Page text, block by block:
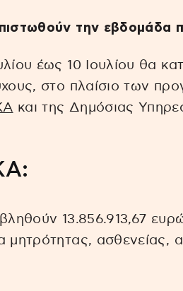
την εβδομάδα
έως 10 Ιουλίου θα
στο πλαίσιο των
και της Δημόσιας
13.856.913,67
μητρότητας, ασθενείας,